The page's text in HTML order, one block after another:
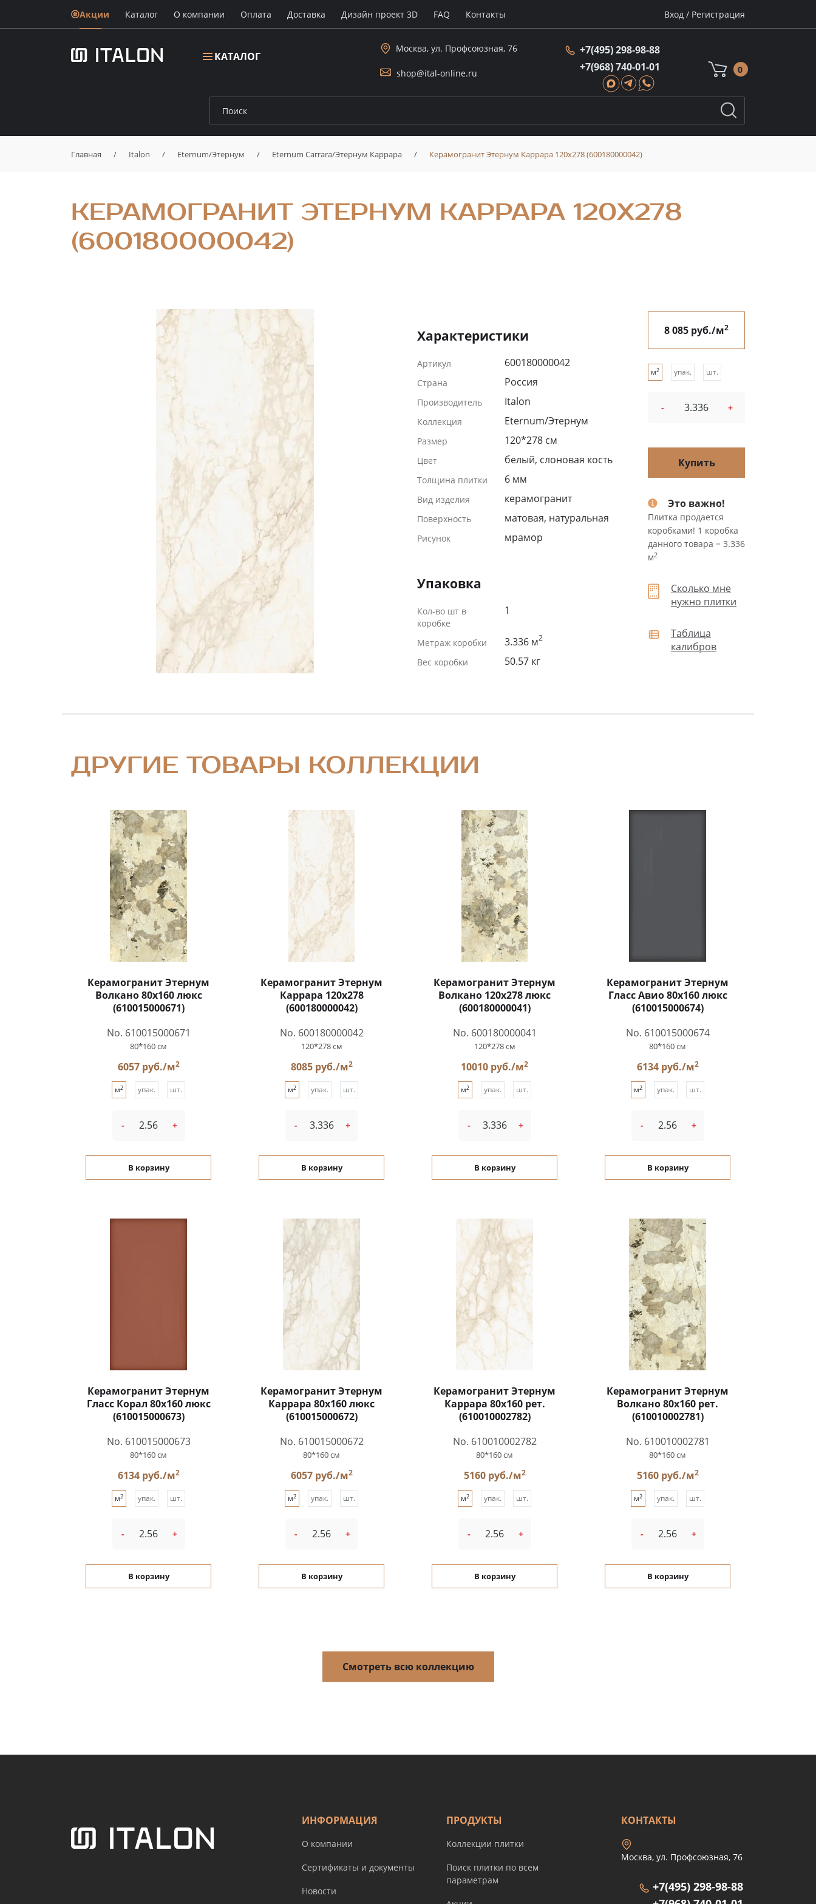
Акции Каталог О компании Oплата Доставка Дизайн проект 3D FAQ Контакты Вход / Регистрация
КАТАЛОГ
Москва, ул. Профсоюзная, 76
shop@ital-online.ru
+7(495) 298-98-88
+7(968) 740-01-01
0
Главная / Italon / Eternum/Этернум / Eternum Carrara/Этернум Каррара / Керамогранит Этернум Каррара 120x278 (600180000042)
КЕРАМОГРАНИТ ЭТЕРНУМ КАРРАРА 120X278
(600180000042)
Характеристики
Артикул 600180000042
Страна Россия
Производитель Italon
Коллекция Eternum/Этернум
Размер 120*278 см
Цвет белый, слоновая кость
Толщина плитки 6 мм
Вид изделия керамогранит
Поверхность матовая, натуральная
Рисунок мрамор
Упаковка
Кол-во шт в
коробке
1
Метраж коробки 3.336 м2
Вес коробки 50.57 кг
8 085 руб./м2
м2 упак. шт.
- +
Купить
Это важно!
Плитка продается
коробками! 1 коробка
данного товара = 3.336
м2
Сколько мне
нужно плитки
Таблица
калибров
ДРУГИЕ ТОВАРЫ КОЛЛЕКЦИИ
Керамогранит Этернум
Волкано 80x160 люкс
(610015000671)
No. 610015000671
80*160 см
6057 руб./м2
м2 упак. шт.
- +
В корзину
Керамогранит Этернум
Каррара 120x278
(600180000042)
No. 600180000042
120*278 см
8085 руб./м2
м2 упак. шт.
- +
В корзину
Керамогранит Этернум
Волкано 120x278 люкс
(600180000041)
No. 600180000041
120*278 см
10010 руб./м2
м2 упак. шт.
- +
В корзину
Керамогранит Этернум
Гласс Авио 80x160 люкс
(610015000674)
No. 610015000674
80*160 см
6134 руб./м2
м2 упак. шт.
- +
В корзину
Керамогранит Этернум
Гласс Корал 80x160 люкс
(610015000673)
No. 610015000673
80*160 см
6134 руб./м2
м2 упак. шт.
- +
В корзину
Керамогранит Этернум
Каррара 80x160 люкс
(610015000672)
No. 610015000672
80*160 см
6057 руб./м2
м2 упак. шт.
- +
В корзину
Керамогранит Этернум
Каррара 80x160 рет.
(610010002782)
No. 610010002782
80*160 см
5160 руб./м2
м2 упак. шт.
- +
В корзину
Керамогранит Этернум
Волкано 80x160 рет.
(610010002781)
No. 610010002781
80*160 см
5160 руб./м2
м2 упак. шт.
- +
В корзину
Смотреть всю коллекцию
ИНФОРМАЦИЯ
О компании
Сертификаты и документы
Новости
ПРОДУКТЫ
Коллекции плитки
Поиск плитки по всем
параметрам
КОНТАКТЫ
Москва, ул. Профсоюзная, 76
+7(495) 298-98-88